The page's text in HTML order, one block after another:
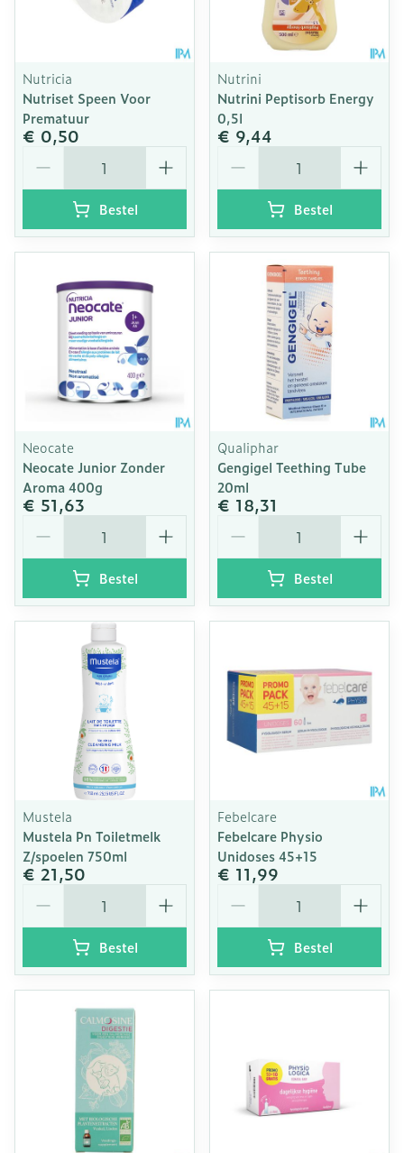
Nutricia
Nutriset Speen Voor
Prematuur
€ 0,50
Bestel
Nutrini
Nutrini Peptisorb Energy
0,5l
€ 9,44
Bestel
Neocate
Neocate Junior Zonder
Aroma 400g
€ 51,63
Bestel
Qualiphar
Gengigel Teething Tube
20ml
€ 18,31
Bestel
Mustela
Mustela Pn Toiletmelk
Z/spoelen 750ml
€ 21,50
Bestel
Febelcare
Febelcare Physio
Unidoses 45+15
€ 11,99
Bestel